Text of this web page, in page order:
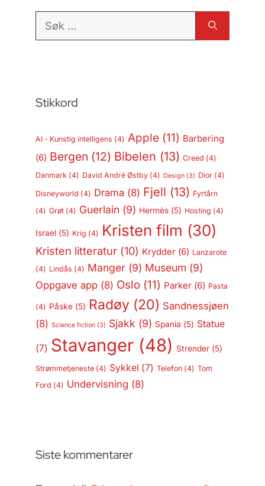
Søk
Stikkord
AI - Kunstig intelligens (4) Apple (11) Barbering
(6) Bergen (12) Bibelen (13) Creed (4)
Danmark(4) David André Østby(4) Design(3) Dior(4)
Disneyworld (4) Drama (8) Fjell (13) Fyrtårn
(4) Grøt(4) Guerlain (9) Hermès(5) Hosting (4)
Israel(5) Krig (4) Kristen film (30)
Kristen litteratur(10) Krydder(6) Lanzarote
(4) Lindås (4) Manger(9) Museum (9)
Oppgave app(8) Oslo(11) Parker(6) Pasta
(4) Påske(5) Radøy(20) Sandnessjøen
(8) Science fiction(3) Sjakk (9) Spania (5) Statue
(7) Stavanger(48) Strender(5)
Strømmetjeneste(4) Sykkel (7) Telefon(4) Tom
Ford (4) Undervisning (8)
Siste kommentarer